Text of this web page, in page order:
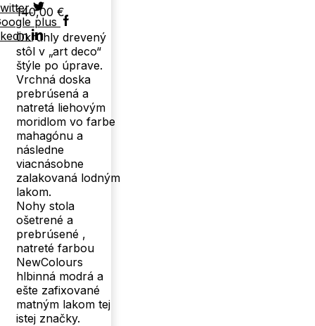
plus
140,00 €
Okrúhly drevený
stôl v „art deco“
štýle po úprave.
Vrchná doska
prebrúsená a
natretá liehovým
moridlom vo farbe
mahagónu a
následne
viacnásobne
zalakovaná lodným
lakom.
Nohy stola
ošetrené a
prebrúsené ,
natreté farbou
NewColours
hlbinná modrá a
ešte zafixované
matným lakom tej
istej značky.